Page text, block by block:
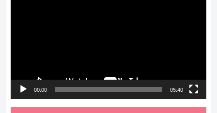
00:00 05:40